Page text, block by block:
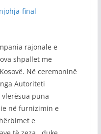
rajonale e
shpallet me
Në ceremoninë
Autoriteti
puna
në furnizimin e
e